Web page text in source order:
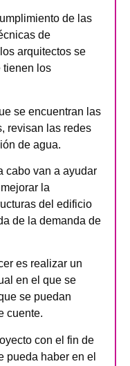
de las
de
arquitectos se
tienen los
se encuentran las
revisan las redes
de agua.
cabo van a ayudar
la
del edificio
de la demanda de
es realizar un
en el que se
se puedan
cuente.
con el fin de
pueda haber en el